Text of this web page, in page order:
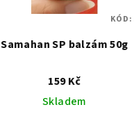
Samahan SP balzám 50g
159 Kč
Skladem
KÓD: